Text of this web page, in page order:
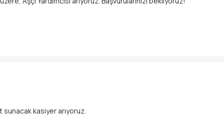
kasiyer arıyoruz.